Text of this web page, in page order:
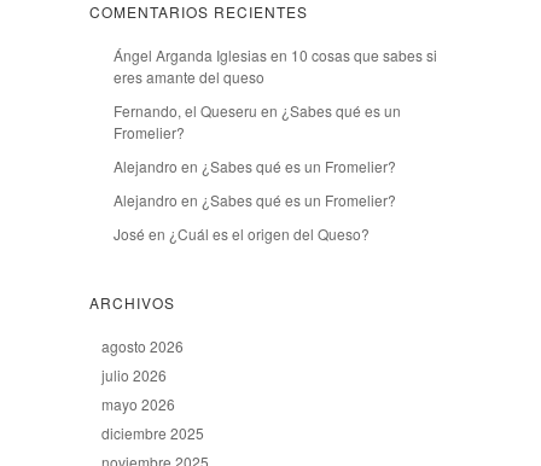
COMENTARIOS RECIENTES
Ángel Arganda Iglesiasen 10 cosas que sabes si
eres amante del queso
Fernando, el Queseru en ¿Sabes qué es un
Fromelier?
Alejandro en ¿Sabes qué es un Fromelier?
Alejandro en ¿Sabes qué es un Fromelier?
José en ¿Cuál es el origen del Queso?
ARCHIVOS
agosto 2026
julio 2026
mayo 2026
diciembre 2025